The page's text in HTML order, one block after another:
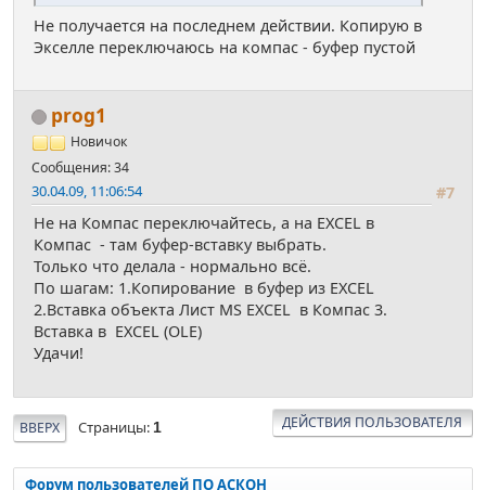
Не получается на последнем действии. Копирую в
Экселле переключаюсь на компас - буфер пустой
prog1
Новичок
Сообщения: 34
#7
30.04.09, 11:06:54
Не на Компас переключайтесь, а на EXCEL в
Компас - там буфер-вставку выбрать.
Только что делала - нормально всё.
По шагам: 1.Копирование в буфер из EXCEL
2.Вставка объекта Лист MS EXCEL в Компас 3.
Вставка в EXCEL (OLE)
Удачи!
ВВЕРХ Страницы 1 ДЕЙСТВИЯ ПОЛЬЗОВАТЕЛЯ
Форум пользователей ПО АСКОН